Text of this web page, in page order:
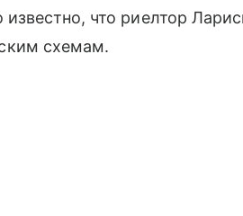
известно, что риелтор
схемам.